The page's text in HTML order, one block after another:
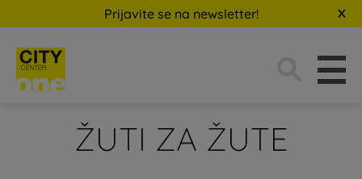
Prijavite se na newsletter!
ŽUTI ZA ŽUTE